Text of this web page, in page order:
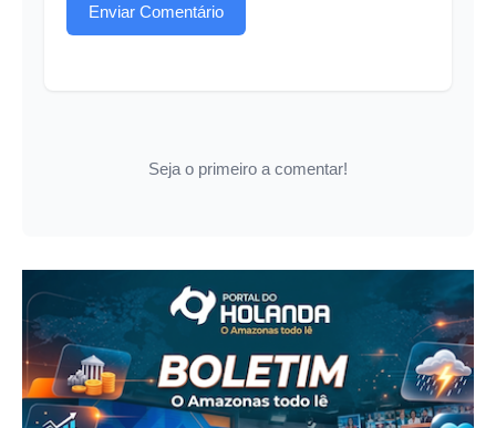
Enviar Comentário
Seja o primeiro a comentar!